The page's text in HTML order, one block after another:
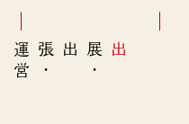
出展
・
出張
・
運
営